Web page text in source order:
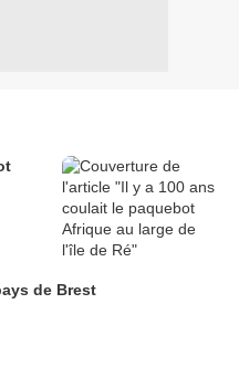
de Brest